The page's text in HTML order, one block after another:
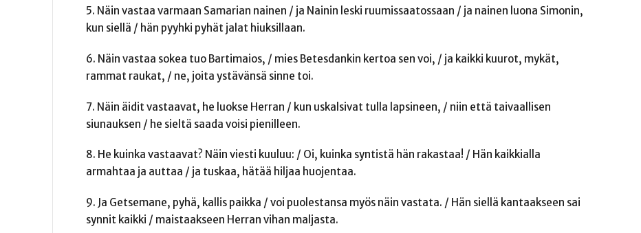
5. Näin vastaa varmaan Samarian nainen / ja Nainin leski ruumissaatossaan / ja nainen luona Simonin,
kun siellä / hän pyyhki pyhät jalat hiuksillaan.
6. Näin vastaa sokea tuo Bartimaios, / mies Betesdankin kertoa sen voi, / ja kaikki kuurot, mykät,
rammat raukat, / ne, joita ystävänsä sinne toi.
7. Näin äidit vastaavat, he luokse Herran / kun uskalsivat tulla lapsineen, / niin että taivaallisen
siunauksen / he sieltä saada voisi pienilleen.
8. He kuinka vastaavat? Näin viesti kuuluu: / Oi, kuinka syntistä hän rakastaa! / Hän kaikkialla
armahtaa ja auttaa / ja tuskaa, hätää hiljaa huojentaa.
9. Ja Getsemane, pyhä, kallis paikka / voi puolestansa myös näin vastata. / Hän siellä kantaakseen sai
synnit kaikki / maistaakseen Herran vihan maljasta.